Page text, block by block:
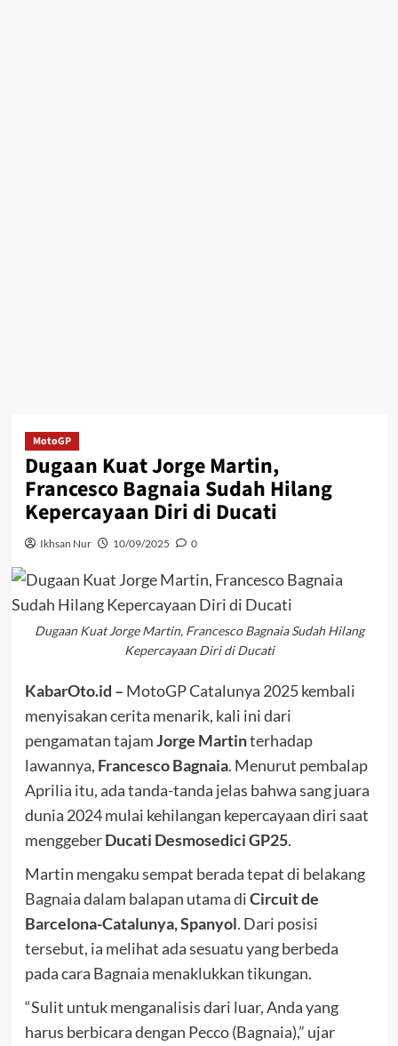
MotoGP
Dugaan Kuat Jorge Martin,
Francesco Bagnaia Sudah Hilang
Kepercayaan Diri di Ducati
Ikhsan Nur 10/09/2025 0
Dugaan Kuat Jorge Martin, Francesco Bagnaia Sudah Hilang
Kepercayaan Diri di Ducati
KabarOto.id – MotoGP Catalunya 2025 kembali
menyisakan cerita menarik, kali ini dari
pengamatan tajamJorge Martinterhadap
lawannya, Francesco Bagnaia. Menurut pembalap
Aprilia itu, ada tanda-tanda jelas bahwa sang juara
dunia 2024 mulai kehilangan kepercayaan diri saat
menggeberDucati Desmosedici GP25.
Martin mengaku sempat berada tepat di belakang
Bagnaia dalam balapan utama diCircuit de
Barcelona-Catalunya, Spanyol. Dari posisi
tersebut, ia melihat ada sesuatu yang berbeda
pada cara Bagnaia menaklukkan tikungan.
“Sulit untuk menganalisis dari luar, Anda yang
harus berbicara dengan Pecco (Bagnaia),” ujar